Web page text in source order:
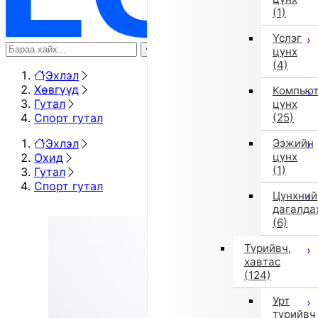
(1)
Үслэг
цүнх
(4)
цүнх
(25)
Ээжийн
цүнх
(1)
Цүнхний
(6)
Түрийвч,
хавтас
(124)
Урт
түрийвч
Эхлэл
Хөвгүүд
Гутал
Спорт гутал
Эхлэл
Охид
Гутал
Спорт гутал